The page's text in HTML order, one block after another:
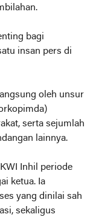
bagi
insan pers di
oleh unsur
serta sejumlah
lainnya.
Inhil periode
ketua. Ia
yang dinilai sah
sekaligus